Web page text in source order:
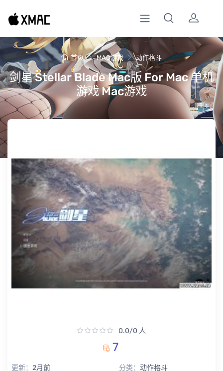
首页 MAC游戏 动作格斗
剑星 Stellar Blade Mac版 For Mac 单机
游戏 Mac游戏
0.0/0 人
7
更新： 2月前 分类： 动作格斗